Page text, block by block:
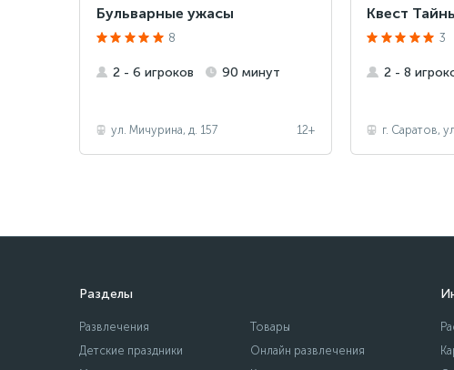
Бульварные ужасы
8
2 - 6 игроков 90 минут
ул. Мичурина, д. 157 12+
Квест
3
2 - 8
г. Саратов,
Разделы
Развлечения
Детские праздники
Товары
Онлайн развлечения